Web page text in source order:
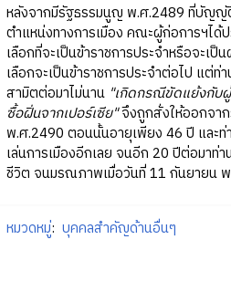
หลังจากมีรัฐธรรมนูญ พ.ศ.2489 ที่บัญญัติ
ตำแหน่งทางการเมือง คณะผู้ก่อการฯได้
เลือกที่จะเป็นข้าราชการประจำหรือจะเ
เลือกจะเป็นข้าราชการประจำต่อไป แต่
สามิตต่อมาไม่นาน "เกิดกรณีขัดแย้งกับ
ซื้อฝิ่นจากเปอร์เซีย"จึงถูกสั่งให้ออกจาก
พ.ศ.2490 ตอนนั้นอายุเพียง 46 ปี และท่
เล่นการเมืองอีกเลย จนอีก 20 ปีต่อมา
ชีวิต จนมรณภาพเมื่อวันที่ 11 กันยายน
หมวดหมู่: บุคคลสำคัญด้านอื่นๆ